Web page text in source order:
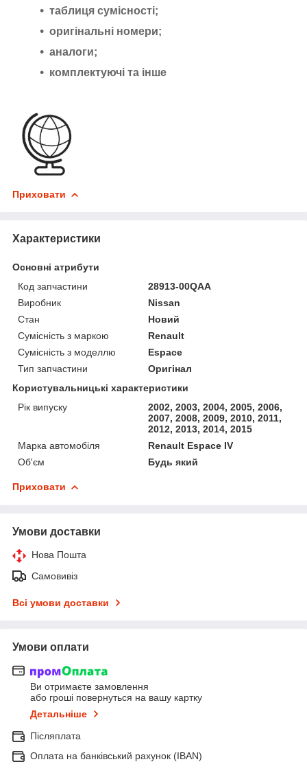
таблиця сумісності;
оригінальні номери;
аналоги;
комплектуючі та інше
Приховати
Характеристики
Основні атрибути
Код запчастини
28913-00QAA
Виробник
Nissan
Стан
Новий
Сумісність з маркою
Renault
Сумісність з моделлю
Espace
Тип запчастини
Оригінал
Користувальницькі характеристики
Рік випуску
2002, 2003, 2004, 2005, 2006,
2007, 2008, 2009, 2010, 2011,
2012, 2013, 2014, 2015
Марка автомобіля
Renault Espace IV
Об'єм
Будь який
Приховати
Умови доставки
Нова Пошта
Самовивіз
Всі умови доставки
Умови оплати
Ви отримаєте замовлення
або гроші повернуться на вашу картку
Детальніше
Післяплата
Оплата на банківський рахунок (IBAN)